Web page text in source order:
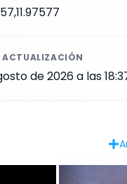
ACTUALIZACIÓN
de 2026 a las